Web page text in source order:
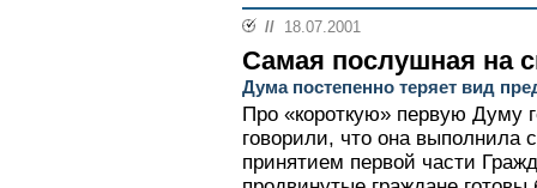
// 18.07.2001
Самая послушная на
Дума постепенно теряет вид
Про «короткую» первую Думу
говорили, что она выполнила
принятием первой части